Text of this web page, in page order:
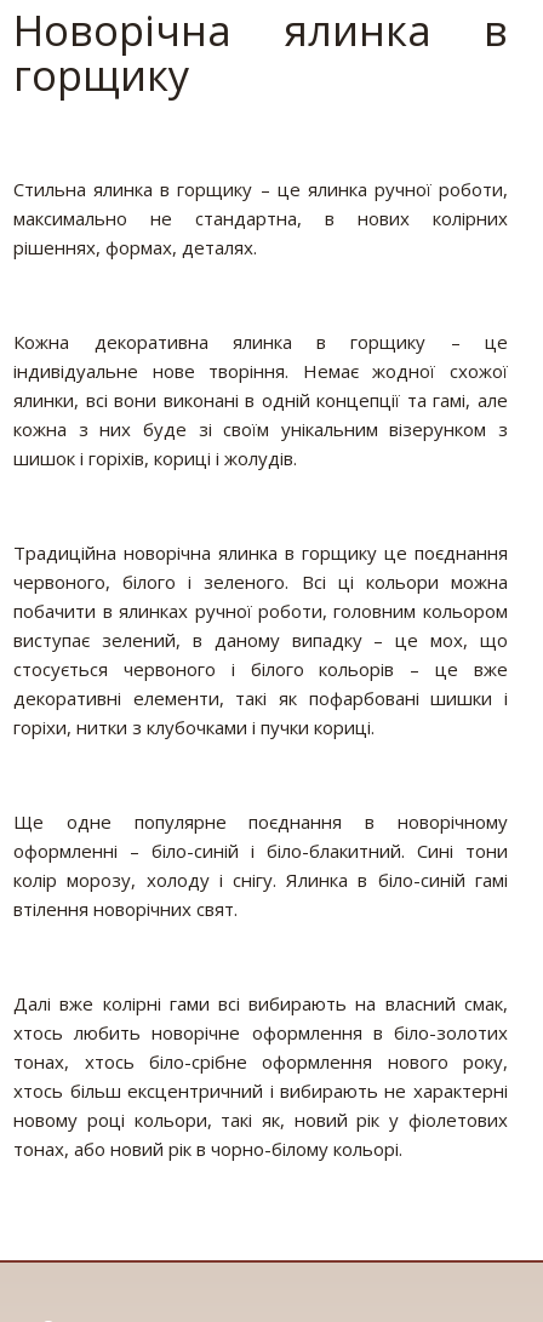
Новорічна ялинка в
горщику
Стильна ялинка в горщику – це ялинка ручної роботи,
максимально не стандартна, в нових колірних
рішеннях, формах, деталях.
Кожна декоративна ялинка в горщику – це
індивідуальне нове творіння. Немає жодної схожої
ялинки, всі вони виконані в одній концепції та гамі, але
кожна з них буде зі своїм унікальним візерунком з
шишок і горіхів, кориці і жолудів.
Традиційна новорічна ялинка в горщику це поєднання
червоного, білого і зеленого. Всі ці кольори можна
побачити в ялинках ручної роботи, головним кольором
виступає зелений, в даному випадку – це мох, що
стосується червоного і білого кольорів – це вже
декоративні елементи, такі як пофарбовані шишки і
горіхи, нитки з клубочками і пучки кориці.
Ще одне популярне поєднання в новорічному
оформленні – біло-синій і біло-блакитний. Сині тони
колір морозу, холоду і снігу. Ялинка в біло-синій гамі
втілення новорічних свят.
Далі вже колірні гами всі вибирають на власний смак,
хтось любить новорічне оформлення в біло-золотих
тонах, хтось біло-срібне оформлення нового року,
хтось більш ексцентричний і вибирають не характерні
новому році кольори, такі як, новий рік у фіолетових
тонах, або новий рік в чорно-білому кольорі.